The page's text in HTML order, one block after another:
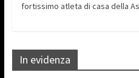
fortissimo atleta di casa della
In evidenza